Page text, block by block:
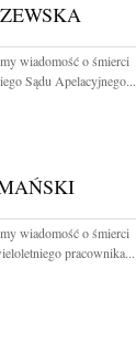
wiadomość o śmierci
Sądu Apelacyjnego...
wiadomość o śmierci
pracownika...